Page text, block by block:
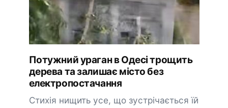
Потужний ураган в Одесі трощить
дерева та залишає місто без
електропостачання
Стихія нищить усе, що зустрічається їй